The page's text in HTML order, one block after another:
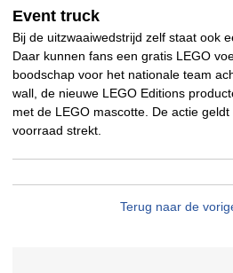
Event truck
Bij de uitzwaaiwedstrijd zelf staat ook
Daar kunnen fans een gratis LEGO
boodschap voor het nationale team
wall, de nieuwe LEGO Editions
met de LEGO mascotte. De actie
voorraad strekt.
Terug naar de